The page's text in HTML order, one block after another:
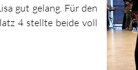
gut gelang. Für den
4 stellte beide voll